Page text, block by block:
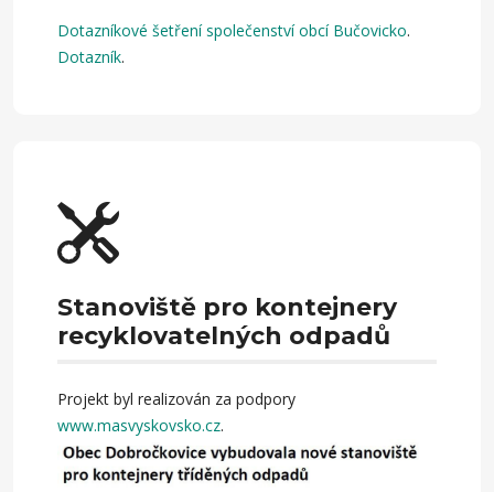
Dotazníkové šetření společenství obcí Bučovicko.
Dotazník.
Stanoviště pro kontejnery
recyklovatelných odpadů
Projekt byl realizován za podpory
www.masvyskovsko.cz.